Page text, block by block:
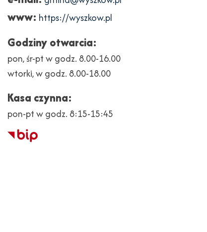
www: https://wyszkow.pl
Godziny otwarcia:
pon, śr-pt w godz. 8.00-16.00
wtorki, w godz. 8.00-18.00
Kasa czynna:
pon-pt w godz. 8:15-15:45
Biuletyn